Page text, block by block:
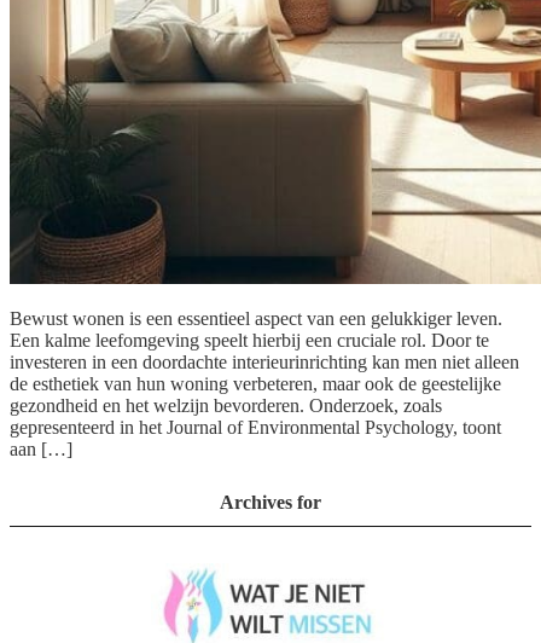
Bewust wonen is een essentieel aspect van een gelukkiger leven.
Een kalme leefomgeving speelt hierbij een cruciale rol. Door te
investeren in een doordachte interieurinrichting kan men niet alleen
de esthetiek van hun woning verbeteren, maar ook de geestelijke
gezondheid en het welzijn bevorderen. Onderzoek, zoals
gepresenteerd in het Journal of Environmental Psychology, toont
aan […]
Archives for